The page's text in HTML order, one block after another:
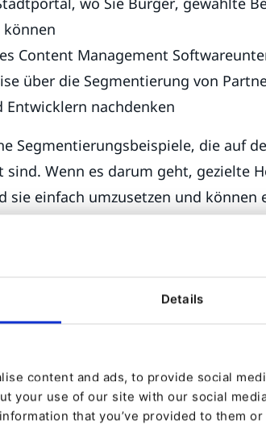
Details
content and ads, to provide social
your use of our site with our social
that you’ve provided to them
können
Content Management
über die Segmentierung von
Entwicklern nachdenken
Segmentierungsbeispiele, die auf
Wenn es darum geht, gezielte
sie einfach umzusetzen und können